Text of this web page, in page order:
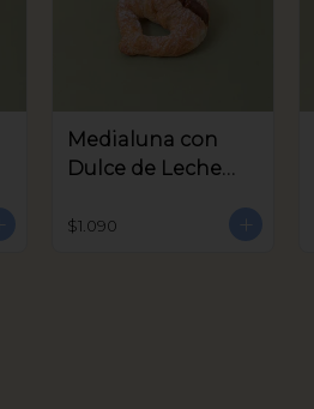
Medialuna con
Dulce de Leche
$1.090